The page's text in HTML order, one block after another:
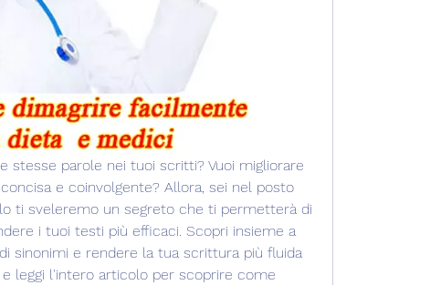
stesse parole nei tuoi scritti? Vuoi migliorare
e coinvolgente? Allora, sei nel posto
ti sveleremo un segreto che ti permetterà di
i tuoi testi più efficaci. Scopri insieme a
sinonimi e rendere la tua scrittura più fluida
leggi l'intero articolo per scoprire come